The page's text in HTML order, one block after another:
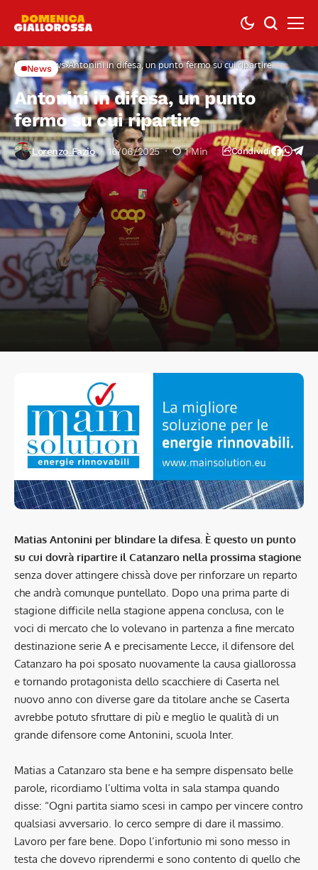
Home News Antonini in difesa, un punto fermo su cui ripartire
News
Antonini in difesa, un punto
fermo su cui ripartire
Lorenzo Fazio 16/06/2025 1 Min Condividi
Matias Antonini per blindare la difesa. È questo un punto
su cui dovrà ripartire il Catanzaro nella prossima stagione
senza dover attingere chissà dove per rinforzare un reparto
che andrà comunque puntellato. Dopo una prima parte di
stagione difficile nella stagione appena conclusa, con le
voci di mercato che lo volevano in partenza a fine mercato
destinazione serie A e precisamente Lecce, il difensore del
Catanzaro ha poi sposato nuovamente la causa giallorossa
e tornando protagonista dello scacchiere di Caserta nel
nuovo anno con diverse gare da titolare anche se Caserta
avrebbe potuto sfruttare di più e meglio le qualità di un
grande difensore come Antonini, scuola Inter.
Matias a Catanzaro sta bene e ha sempre dispensato belle
parole, ricordiamo l’ultima volta in sala stampa quando
disse: “Ogni partita siamo scesi in campo per vincere contro
qualsiasi avversario. Io cerco sempre di dare il massimo.
Lavoro per fare bene. Dopo l’infortunio mi sono messo in
testa che dovevo riprendermi e sono contento di quello che